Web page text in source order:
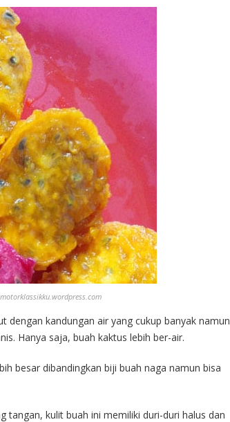
dengan kandungan air yang cukup banyak namun
Hanya saja, buah kaktus lebih ber-air.
besar dibandingkan biji buah naga namun bisa
tangan, kulit buah ini memiliki duri-duri halus dan